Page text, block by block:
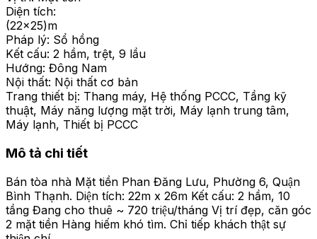
Diện tích:
(22x25)m
Pháp lý: Sổ hồng
Kết cấu: 2 hầm, trệt, 9 lầu
Hướng: Đông Nam
Nội thất: Nội thất cơ bản
Trang thiết bị: Thang máy, Hệ thống PCCC, Tầng kỹ
thuật, Máy năng lượng mặt trời, Máy lạnh trung tâm,
Máy lạnh, Thiết bị PCCC
Mô tả chi tiết
Bán tòa nhà Mặt tiền Phan Đăng Lưu, Phường 6, Quận
Bình Thạnh. Diện tích: 22m x 26m Kết cấu: 2 hầm, 10
tầng Đang cho thuê ~ 720 triệu/tháng Vị trí đẹp, căn góc
2 mặt tiền Hàng hiếm khó tìm. Chỉ tiếp khách thật sự